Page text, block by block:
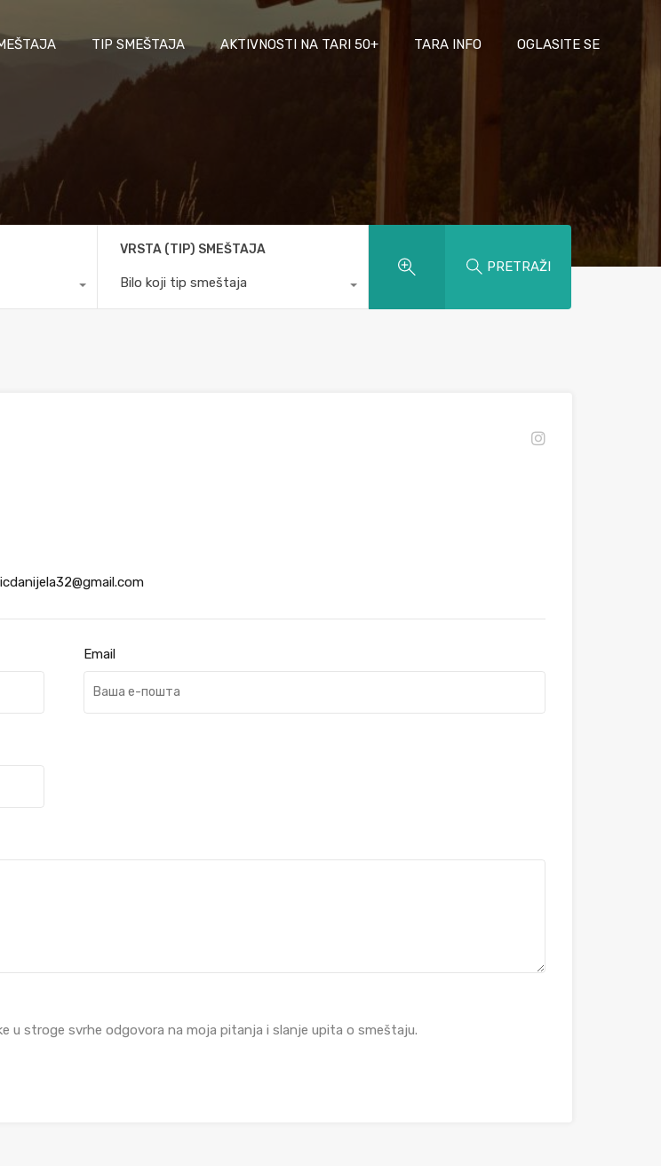
TIP SMEŠTAJA AKTIVNOSTI NA TARI 50+ TARA INFO OGLASITE SE
VRSTA (TIP) SMEŠTAJA
Bilo koji tip smeštaja
PRETRAŽI
Email
u stroge svrhe odgovora na moja pitanja i slanje upita o smeštaju.